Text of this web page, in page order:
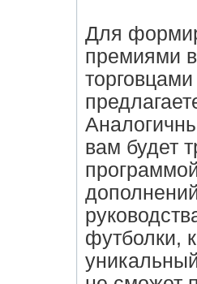
Для
премиями
вам будет
футболки,